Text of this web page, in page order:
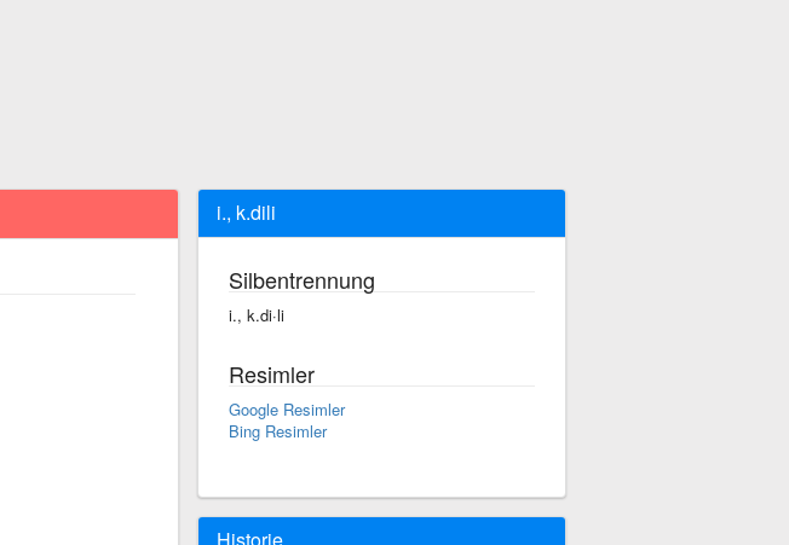
i., k.dili
Silbentrennung
i., k.di·li
Resimler
Google Resimler
Bing Resimler
Historie